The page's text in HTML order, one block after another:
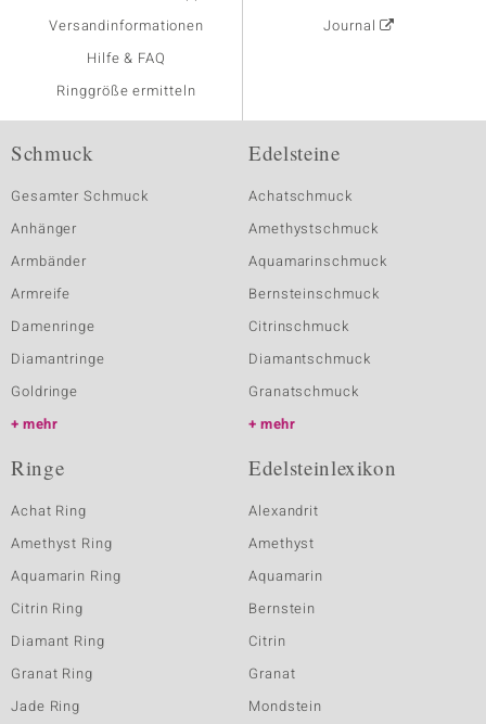
Versandinformationen
Hilfe & FAQ
Ringgröße ermitteln
Journal
Schmuck
Gesamter Schmuck
Anhänger
Armbänder
Armreife
Damenringe
Diamantringe
Goldringe
mehr
Edelsteine
Achatschmuck
Amethystschmuck
Aquamarinschmuck
Bernsteinschmuck
Citrinschmuck
Diamantschmuck
Granatschmuck
mehr
Ringe
Achat Ring
Amethyst Ring
Aquamarin Ring
Citrin Ring
Diamant Ring
Granat Ring
Jade Ring
Edelsteinlexikon
Alexandrit
Amethyst
Aquamarin
Bernstein
Citrin
Granat
Mondstein